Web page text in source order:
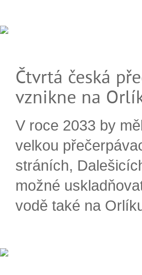
Čtvrtá česká
vznikne na
V roce 2033 by
velkou
stráních,
možné
vodě také na